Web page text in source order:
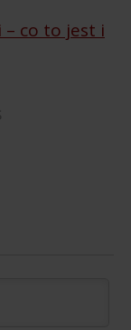
– co to jest i